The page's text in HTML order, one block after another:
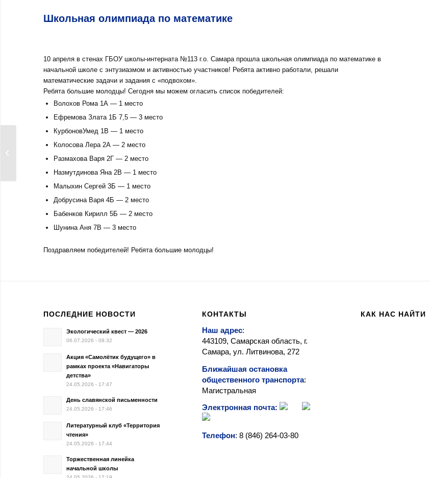
Школьная олимпиада по математике
10 апреля в стенах ГБОУ школы-интерната №113 г.о. Самара прошла школьная олимпиада по математике в
начальной школе с энтузиазмом и активностью участников! Ребята активно работали, решали
математические задачи и задания с «подвохом».
Ребята большие молодцы! Сегодня мы можем огласить список победителей:
Волохов Рома 1А — 1 место
Ефремова Злата 1Б 7,5 — 3 место
КурбоновУмед 1В — 1 место
Колосова Лера 2А — 2 место
Размахова Варя 2Г — 2 место
Назмутдинова Яна 2В — 1 место
Малыхин Сергей 3Б — 1 место
Добрусина Варя 4Б — 2 место
Бабенков Кирилл 5Б — 2 место
Шунина Аня 7В — 3 место
Поздравляем победителей! Ребята большие молодцы!
ПОСЛЕДНИЕ НОВОСТИ
Экологический квест — 2026
06.07.2026 - 08:32
Акция «Самолётик будущего» в
рамках проекта «Навигаторы
детства»
24.05.2026 - 17:47
День славянской письменности
24.05.2026 - 17:46
Литературный клуб «Территория
чтения»
24.05.2026 - 17:44
Торжественная линейка
начальной школы
КОНТАКТЫ
Наш адрес:
443109, Самарская область, г.
Самара, ул. Литвинова, 272
Ближайшая остановка
общественного транспорта:
Магистральная
Электронная почта:
Телефон: 8 (846) 264-03-80
КАК НАС НАЙТИ
Виртуальные